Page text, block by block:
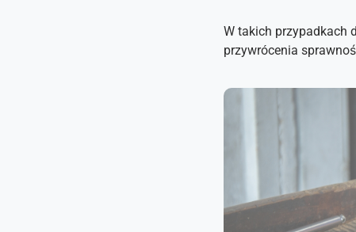
W takich przypadkach
przywrócenia